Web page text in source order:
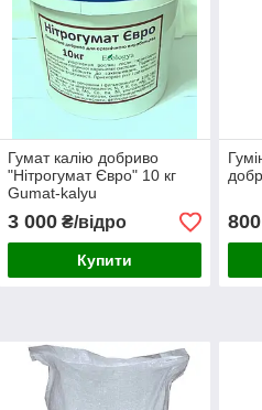
Гумат калію добриво
"Нітрогумат Євро" 10 кг
Gumat-kalyu
3 000₴/відро
Купити
800